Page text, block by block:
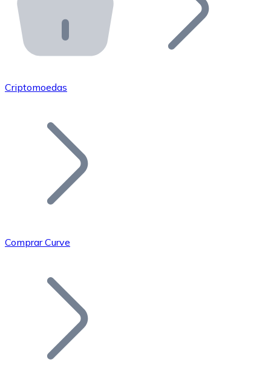
API Bitnovo
Integre nossa API no seu ecossistema.
Junte-se à nossa rede de revendedores e comercialize
Adicione o token do seu projeto ao nosso serviço de
Bitcoin
Criptomoedas
Comprar Curve